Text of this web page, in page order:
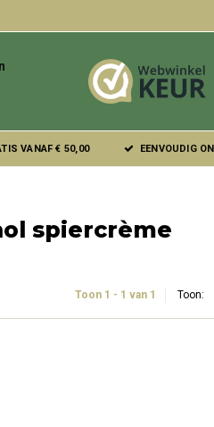
VANAF € 50,00 EENVOUDIG
spiercrème
Toon 1 - 1 van 1 Toon: